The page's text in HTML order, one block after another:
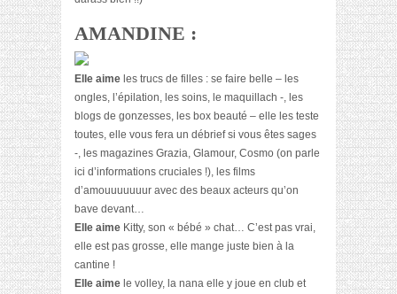
AMANDINE :
Elle aime les trucs de filles : se faire belle – les
ongles, l’épilation, les soins, le maquillach -, les
blogs de gonzesses, les box beauté – elle les teste
toutes, elle vous fera un débrief si vous êtes sages
-, les magazines Grazia, Glamour, Cosmo (on parle
ici d’informations cruciales !), les films
d’amouuuuuuur avec des beaux acteurs qu’on
bave devant…
Elle aime Kitty, son « bébé » chat… C’est pas vrai,
elle est pas grosse, elle mange juste bien à la
cantine !
Elle aime le volley, la nana elle y joue en club et